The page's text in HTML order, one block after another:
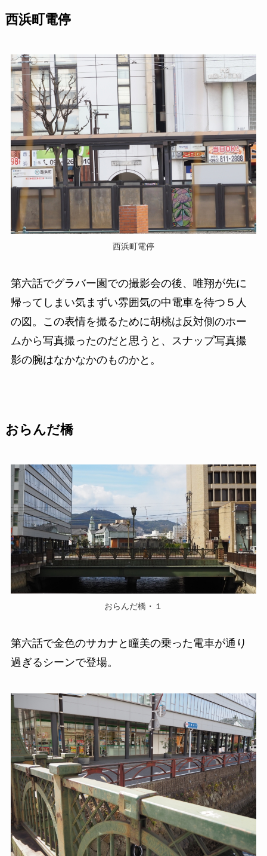
西浜町電停
西浜町電停
第六話でグラバー園での撮影会の後、唯翔が先に
帰ってしまい気まずい雰囲気の中電車を待つ５人
の図。この表情を撮るために胡桃は反対側のホー
ムから写真撮ったのだと思うと、スナップ写真撮
影の腕はなかなかのものかと。
おらんだ橋
おらんだ橋・１
第六話で金色のサカナと瞳美の乗った電車が通り
過ぎるシーンで登場。